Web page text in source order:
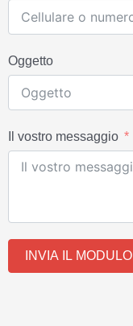
Oggetto
Il vostro messaggio
INVIA IL MODULO